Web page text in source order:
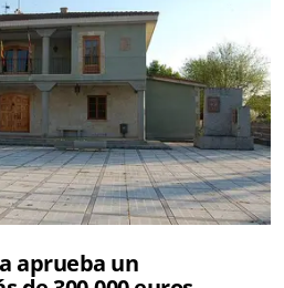
aprueba un